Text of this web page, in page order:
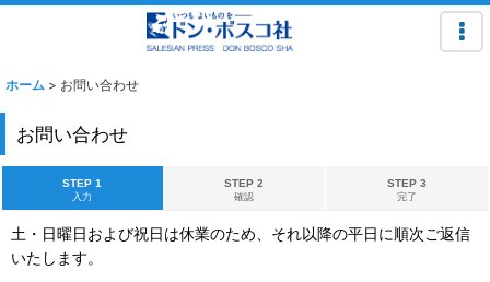
ホーム > お問い合わせ
お問い合わせ
STEP 1
入力
STEP 2
確認
STEP 3
完了
土・日曜日および祝日は休業のため、それ以降の平日に順次ご返信
いたします。